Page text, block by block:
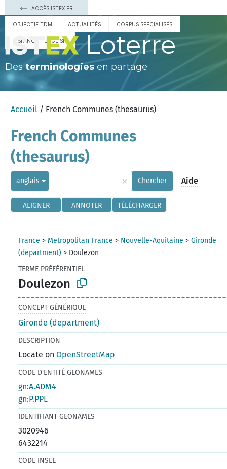
ACCÈS ISTEX.FR
OBJECTIF TDM ACTUALITÉS CORPUS SPÉCIALISÉS
ESPAÑOL ENGLISH Loterre
Des terminologies en partage
Accueil / French Communes (thesaurus)
French Communes
(thesaurus)
anglais × Chercher Aide
ALIGNER ANNOTER TÉLÉCHARGER
France > Metropolitan France > Nouvelle-Aquitaine >Gironde
(department) > Doulezon
TERME PRÉFÉRENTIEL
Doulezon
CONCEPT GÉNÉRIQUE
Gironde (department)
DESCRIPTION
Locate onOpenStreetMap
CODE D'ENTITÉ GEONAMES
gn:A.ADM4
gn:P.PPL
IDENTIFIANT GEONAMES
3020946
6432214
CODE INSEE